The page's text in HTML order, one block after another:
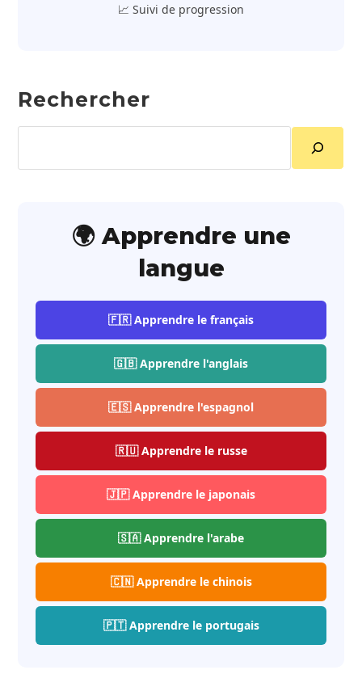
📈 Suivi de progression
Rechercher
🌍 Apprendre une
langue
🇫🇷 Apprendre le français
🇬🇧 Apprendre l'anglais
🇪🇸 Apprendre l'espagnol
🇷🇺 Apprendre le russe
🇯🇵 Apprendre le japonais
🇸🇦 Apprendre l'arabe
🇨🇳 Apprendre le chinois
🇵🇹 Apprendre le portugais